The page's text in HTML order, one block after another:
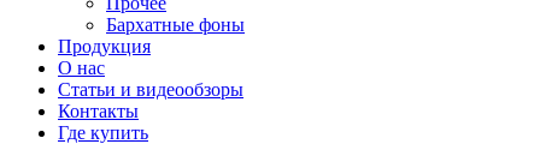
Бархатные фоны
Продукция
О нас
Статьи и видеообзоры
Контакты
Где купить